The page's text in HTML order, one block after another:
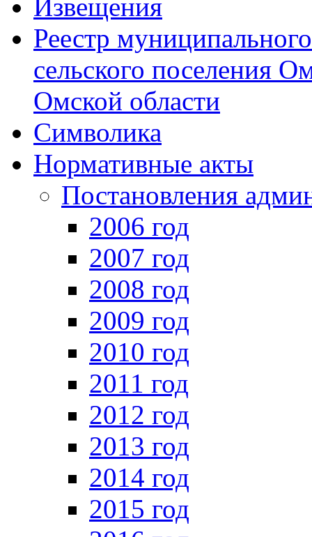
Извещения
Реестр
сельского поселения
Омской области
Символика
Нормативные акты
Постановления
2006 год
2007 год
2008 год
2009 год
2010 год
2011 год
2012 год
2013 год
2014 год
2015 год